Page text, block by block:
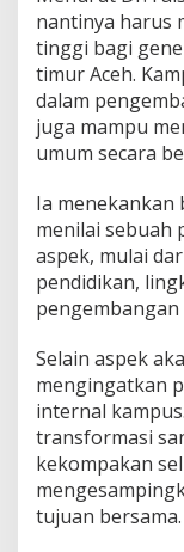
nantinya harus
tinggi bagi
timur Aceh.
dalam
juga mampu
umum secara
Ia menekankan
menilai sebuah
aspek, mulai
pendidikan,
Selain aspek
mengingatkan
internal
transformasi
kekompakan
tujuan bersama.